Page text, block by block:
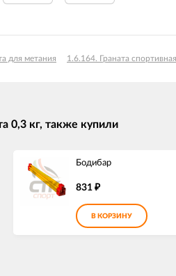
для метания 1.6.164. Граната
0,3 кг, также купили
Бодибар
831 ₽
В КОРЗИНУ